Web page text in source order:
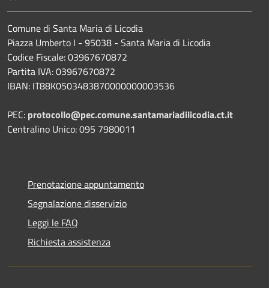
Comune di Santa Maria di Licodia
Piazza Umberto I - 95038 - Santa Maria di Licodia
Codice Fiscale: 03967670872
Partita IVA: 03967670872
IBAN: IT88K0503483870000000003536
PEC: protocollo@pec.comune.santamariadilicodia.ct.it
Centralino Unico: 095 7980011
Prenotazione appuntamento
Segnalazione disservizio
Leggi le FAQ
Richiesta assistenza